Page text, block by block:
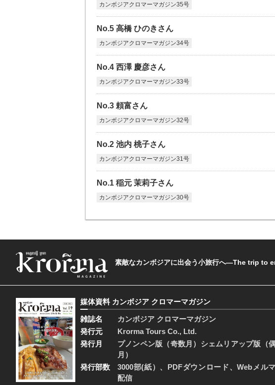
カンボジアクロマーマガジン35号
No.5 高橋 ひのきさん
カンボジアクロマーマガジン34号
No.4 西澤 慶彦さん
カンボジアクロマーマガジン33号
No.3 頼富さん
カンボジアクロマーマガジン32号
No.2 池内 桃子さん
カンボジアクロマーマガジン31号
No.1 稲元 茉莉子さん
カンボジアクロマーマガジン30号
素敵なカンボジアに出会う小旅行へ―The trip
媒体資料 カンボジア クロマーマガジン
雑誌名
カンボジア クロマーマガジン
発行元
Krorma Tours Co., Ltd.
発行月
プノンペン版（奇数月）シェムリアップ版（
月）
発行部数
3000部(紙）、PDFダウンロード、Webメル
配信